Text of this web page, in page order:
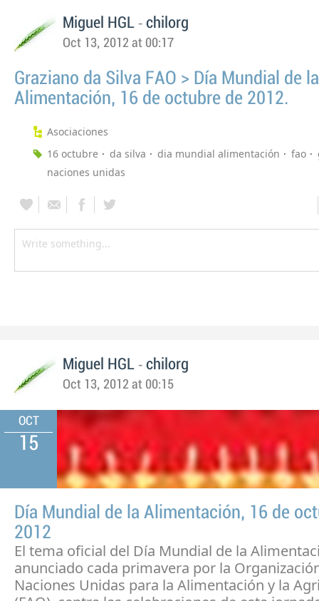
Miguel HGL - chilorg
Oct 13, 2012 at 00:17
Graziano da Silva FAO > Día Mundial de la
Alimentación, 16 de octubre de 2012.
Asociaciones
16 octubre
da silva dia mundial alimentación fao
naciones unidas
Miguel HGL - chilorg
Oct 13, 2012 at 00:15
OCT
15
Día Mundial de la Alimentación, 16 de
2012
El tema oficial del Día Mundial de la
anunciado cada primavera por la
Naciones Unidas para la Alimentación y la